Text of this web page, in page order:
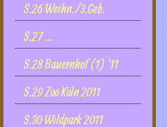
S.26 Weihn./3.Geb.
S.27 ...
S.28 Bauernhof (1) '11
S.29 Zoo Köln 2011
S.30 Wildpark 2011